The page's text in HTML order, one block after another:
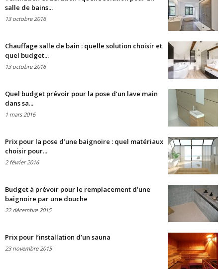
salle de bains...
13 octobre 2016
Chauffage salle de bain : quelle solution choisir et
quel budget...
13 octobre 2016
Quel budget prévoir pour la pose d’un lave main
dans sa...
1 mars 2016
Prix pour la pose d’une baignoire : quel matériaux
choisir pour...
2 février 2016
Budget à prévoir pour le remplacement d’une
baignoire par une douche
22 décembre 2015
Prix pour l’installation d’un sauna
23 novembre 2015